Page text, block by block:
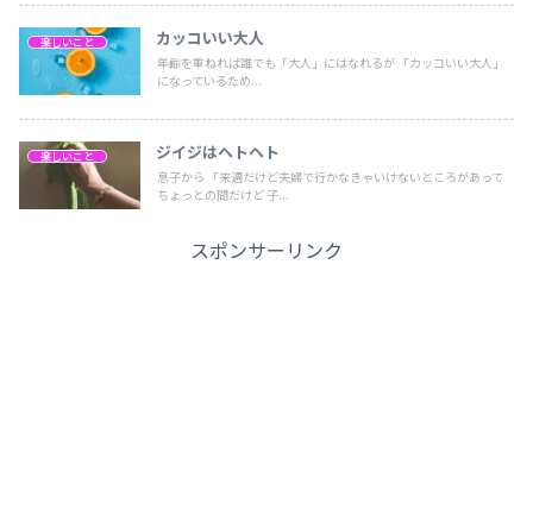
楽しいこと カッコいい大人
年齢を重ねれば誰でも「大人」にはなれるが 「カッコいい大人」
になっているため...
楽しいこと ジイジはヘトヘト
息子から 「来週だけど夫婦で行かなきゃいけないところがあって
ちょっとの間だけど 子...
スポンサーリンク